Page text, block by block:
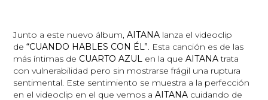
Junto a este nuevo álbum,AITANA lanza el videoclip
de“CUANDO HABLES CON ÉL” . Esta canción es de las
más íntimas de CUARTO AZUL en la queAITANAtrata
con vulnerabilidad pero sin mostrarse frágil una ruptura
sentimental. Este sentimiento se muestra a la perfección
en el videoclip en el que vemos aAITANA cuidando de